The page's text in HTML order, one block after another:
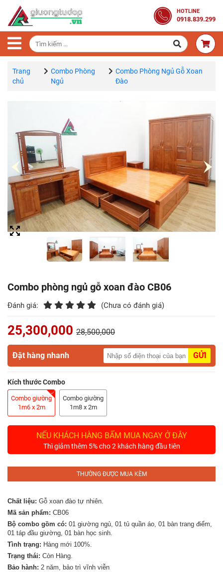
HOTLINE
0918.839.299
Trang
Chủ
Combo
Phòng
Ngủ
Quần
Nhiên
Bàn
Trang
Điểm
Bàn
Ăn
Kệ
Gỗ
Gỗ
Sofa
Thờ
Nội
Thất
Văn
Phòng
Trang
chủ
Combo Phòng
Ngủ
Combo Phòng Ngủ Gỗ Xoan
Đào
Combo phòng ngủ gỗ xoan đào CB06
Đánh giá: (Chưa có đánh giá)
25,300,000 28,500,000
Đặt hàng nhanh GỬI
Kích thước Combo
Combo giường
1m6 x 2m
Combo giường
1m8 x 2m
NẾU KHÁCH HÀNG BẤM MUA NGAY Ở ĐÂY
Thì giảm thêm 5% cho 2 khách hàng đầu tiên
THƯỜNG ĐƯỢC MUA KÈM
Chất liệu: Gỗ xoan đào tự nhiên.
Mã sản phẩm: CB06
Bộ combo gồm có: 01 giường ngủ, 01 tủ quần áo, 01 bàn trang điểm,
01 táp đầu giường, 01 bàn học sinh.
Tình trạng: Hàng mới 100%.
Trạng thái: Còn Hàng.
Bảo hành: 2 năm, bảo trì vĩnh viễn